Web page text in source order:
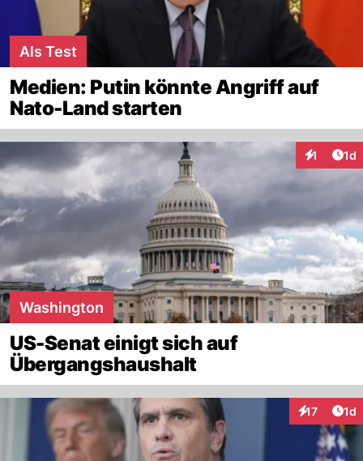
Als Test
Medien: Putin könnte Angriff auf
Nato-Land starten
1 1d
Washington
US-Senat einigt sich auf
Übergangshaushalt
17 1d